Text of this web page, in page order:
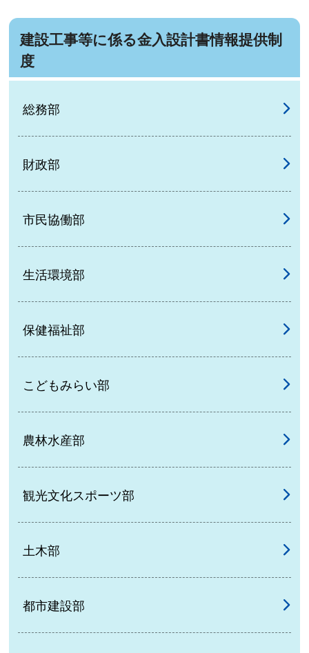
建設工事等に係る金入設計書情報提供制
度
総務部
財政部
市民協働部
生活環境部
保健福祉部
こどもみらい部
農林水産部
観光文化スポーツ部
土木部
都市建設部